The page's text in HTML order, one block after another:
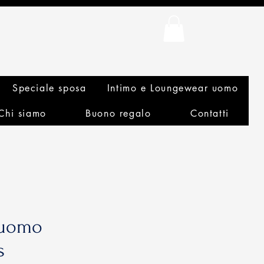
Speciale sposa Intimo e Loungewear uomo
siamo Buono regalo Contatti